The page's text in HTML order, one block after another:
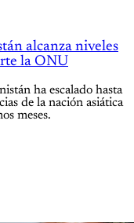
alcanza niveles
la ONU
ha escalado hasta
de la nación asiática
meses.